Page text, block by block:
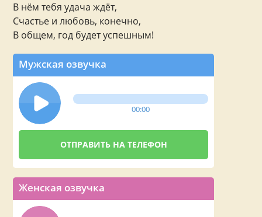
В нём тебя удача ждёт,
Счастье и любовь, конечно,
В общем, год будет успешным!
Мужская озвучка
00:00
Женская озвучка